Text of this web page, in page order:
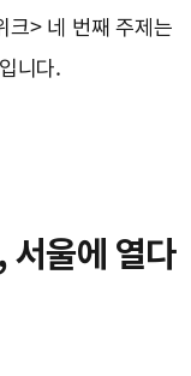
> 네 번째 주제는
니다.
서울에 열다